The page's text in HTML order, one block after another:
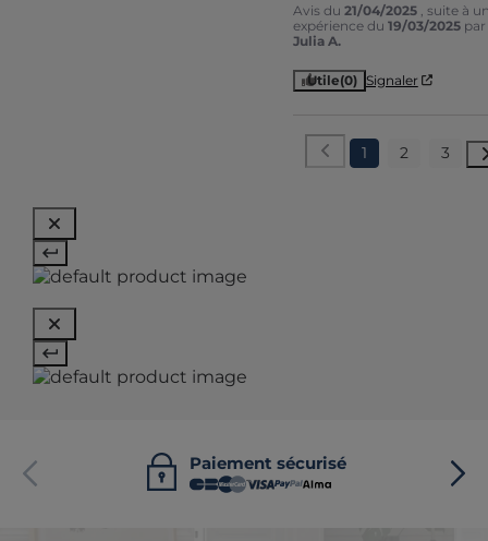
Avis du 21/04/2025
, suite à
expérience du 19/03/2025 par
Julia A.
Utile(0) Signaler
1 2 3
Paiement sécurisé